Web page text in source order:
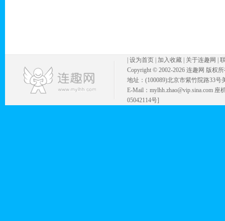
设为首页 加入收藏 关于连趣网
Copyright © 2002-2026 连趣网 版权
地址：(100089)北京市紫竹院路33号
E-Mail：mylhh.zhao@vip.sina.com
05042114号]